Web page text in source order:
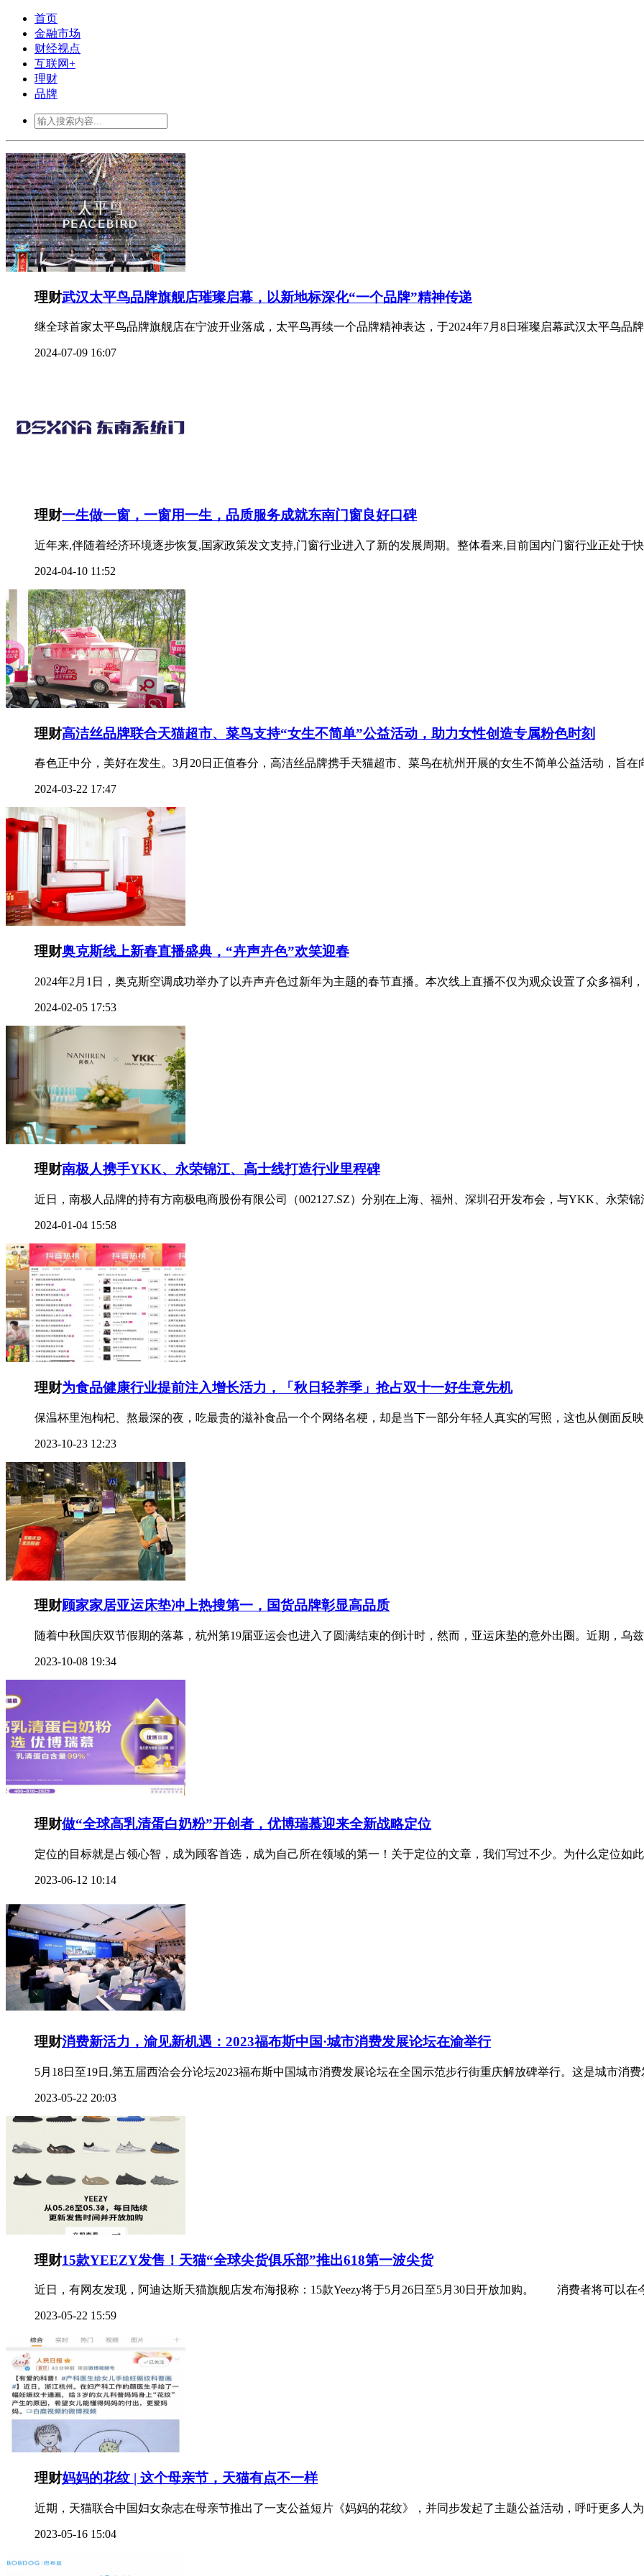
首页
金融市场
财经视点
互联网+
理财
品牌
理财武汉太平鸟品牌旗舰店璀璨启幕，以新地标深化“一个品牌”精神传递
继全球首家太平鸟品牌旗舰店在宁波开业落成，太平鸟再续一个品牌精神表达，于2024年7月8日璀璨启幕武汉太平鸟品
2024-07-09 16:07
理财一生做一窗，一窗用一生，品质服务成就东南门窗良好口碑
近年来,伴随着经济环境逐步恢复,国家政策发文支持,门窗行业进入了新的发展周期。整体看来,目前国内门窗行业正处于
2024-04-10 11:52
理财高洁丝品牌联合天猫超市、菜鸟支持“女生不简单”公益活动，助力女性创造专属粉色时刻
春色正中分，美好在发生。3月20日正值春分，高洁丝品牌携手天猫超市、菜鸟在杭州开展的女生不简单公益活动，旨在
2024-03-22 17:47
理财奥克斯线上新春直播盛典，“卉声卉色”欢笑迎春
2024年2月1日，奥克斯空调成功举办了以卉声卉色过新年为主题的春节直播。本次线上直播不仅为观众设置了众多福利
2024-02-05 17:53
理财南极人携手YKK、永荣锦江、高士线打造行业里程碑
近日，南极人品牌的持有方南极电商股份有限公司（002127.SZ）分别在上海、福州、深圳召开发布会，与YKK、永荣锦
2024-01-04 15:58
理财为食品健康行业提前注入增长活力，「秋日轻养季」抢占双十一好生意先机
保温杯里泡枸杞、熬最深的夜，吃最贵的滋补食品一个个网络名梗，却是当下一部分年轻人真实的写照，这也从侧面反
2023-10-23 12:23
理财顾家家居亚运床垫冲上热搜第一，国货品牌彰显高品质
随着中秋国庆双节假期的落幕，杭州第19届亚运会也进入了圆满结束的倒计时，然而，亚运床垫的意外出圈。近期，乌
2023-10-08 19:34
理财做“全球高乳清蛋白奶粉”开创者，优博瑞慕迎来全新战略定位
定位的目标就是占领心智，成为顾客首选，成为自己所在领域的第一！关于定位的文章，我们写过不少。为什么定位如
2023-06-12 10:14
理财消费新活力，渝见新机遇：2023福布斯中国·城市消费发展论坛在渝举行
5月18日至19日,第五届西洽会分论坛2023福布斯中国城市消费发展论坛在全国示范步行街重庆解放碑举行。这是城市消
2023-05-22 20:03
理财15款YEEZY发售！天猫“全球尖货俱乐部”推出618第一波尖货
近日，有网友发现，阿迪达斯天猫旗舰店发布海报称：15款Yeezy将于5月26日至5月30日开放加购。 消费者将可以在
2023-05-22 15:59
理财妈妈的花纹 | 这个母亲节，天猫有点不一样
近期，天猫联合中国妇女杂志在母亲节推出了一支公益短片《妈妈的花纹》，并同步发起了主题公益活动，呼吁更多人
2023-05-16 15:04